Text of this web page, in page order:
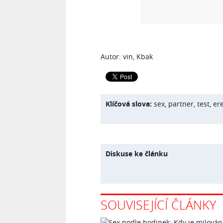
Autor: vin, Kbak
Klíčová slova: sex, partner, test,
Diskuse ke článku
SOUVISEJÍCÍ ČLÁNKY